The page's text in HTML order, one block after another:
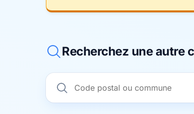
Recherchez une autre